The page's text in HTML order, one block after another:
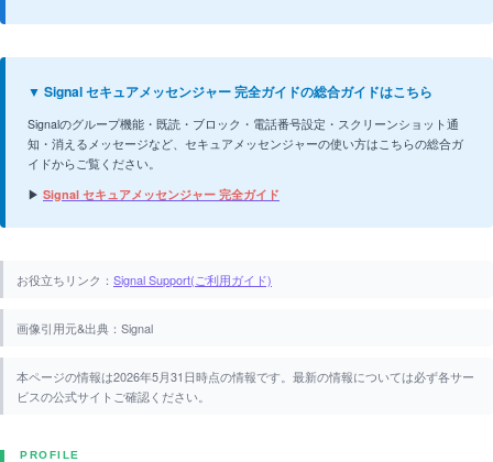
▼ Signal セキュアメッセンジャー 完全ガイドの総合ガイドはこちら
Signalのグループ機能・既読・ブロック・電話番号設定・スクリーンショット通
知・消えるメッセージなど、セキュアメッセンジャーの使い方はこちらの総合ガ
イドからご覧ください。
▶ Signal セキュアメッセンジャー 完全ガイド
お役立ちリンク： Signal Support(ご利用ガイド)
画像引用元&出典：Signal
本ページの情報は2026年5月31日時点の情報です。最新の情報については必ず各サー
ビスの公式サイトご確認ください。
PROFILE